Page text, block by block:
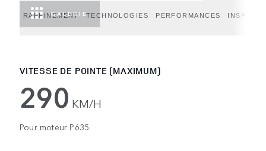
GALERIE
RAFFINEMENT TECHNOLOGIES PERFORMANCES
VITESSE DE POINTE (MAXIMUM)
290 KM/H
Pour moteur P635.